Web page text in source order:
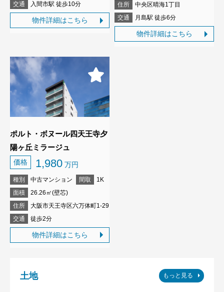
交通
入間市駅 徒歩10分
物件詳細はこちら
住所
中央区晴海1丁目
交通
月島駅 徒歩6分
物件詳細はこちら
ポルト・ボヌール四天王寺夕
陽ヶ丘ミラージュ
価格 1,980 万円
種別 中古マンション 間取
1K
面積
26.26㎡(壁芯)
住所
大阪市天王寺区六万体町1-29
交通
徒歩2分
物件詳細はこちら
土地 もっと見る